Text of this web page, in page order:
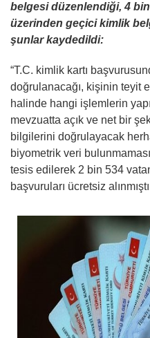
belgesi düzenlendiği, 4
üzerinden geçici kimlik
şunlar kaydedildi:
“T.C. kimlik kartı
doğrulanacağı, kişinin teyit
halinde hangi işlemlerin
mevzuatta açık ve net bir
bilgilerini doğrulayacak
biyometrik veri
tesis edilerek 2 bin 534
başvuruları ücretsiz